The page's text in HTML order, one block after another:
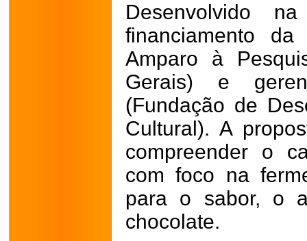
Desenvolvido
financiamento
Amparo à
Gerais) e
(Fundação de
Cultural). A
compreender o
com foco na
para o sabor, o
chocolate.